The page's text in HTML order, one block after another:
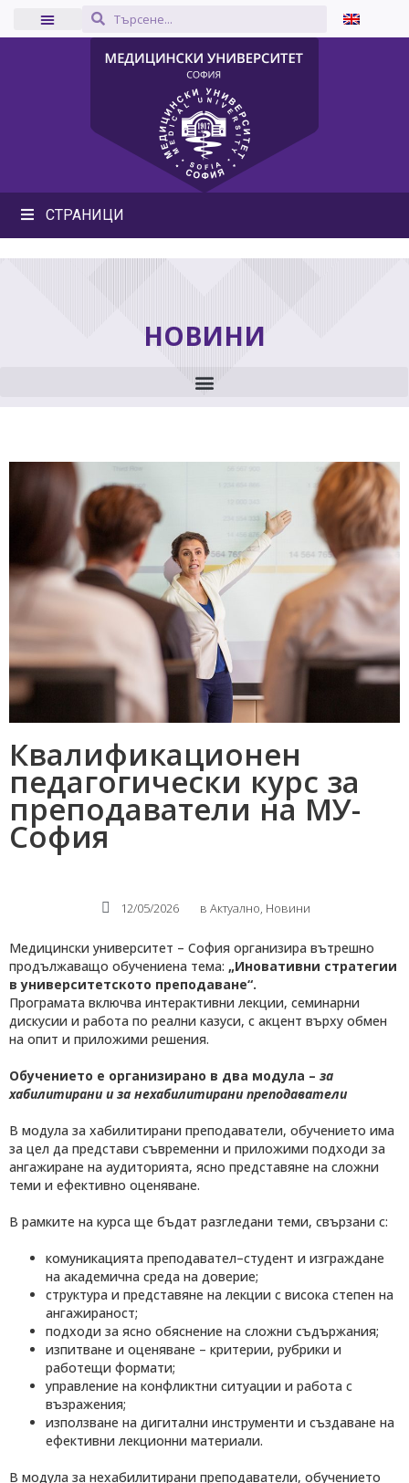
СТРАНИЦИ
НОВИНИ
Квалификационен
педагогически курс за
преподаватели на МУ-
София
12/05/2026 в Актуално, Новини
Медицински университет – София организира вътрешно
продължаващо обучениена тема: „Иновативни стратегии
в университетското преподаване“.
Програмата включва интерактивни лекции, семинарни
дискусии и работа по реални казуси, с акцент върху обмен
на опит и приложими решения.
Обучението е организирано в два модула – за
хабилитирани и за нехабилитирани преподаватели
В модула за хабилитирани преподаватели, обучението има
за цел да представи съвременни и приложими подходи за
ангажиране на аудиторията, ясно представяне на сложни
теми и ефективно оценяване.
В рамките на курса ще бъдат разгледани теми, свързани с:
комуникацията преподавател–студент и изграждане
на академична среда на доверие;
структура и представяне на лекции с висока степен на
ангажираност;
подходи за ясно обяснение на сложни съдържания;
изпитване и оценяване – критерии, рубрики и
работещи формати;
управление на конфликтни ситуации и работа с
възражения;
използване на дигитални инструменти и създаване на
ефективни лекционни материали.
В модула за нехабилитирани преподаватели, обучението